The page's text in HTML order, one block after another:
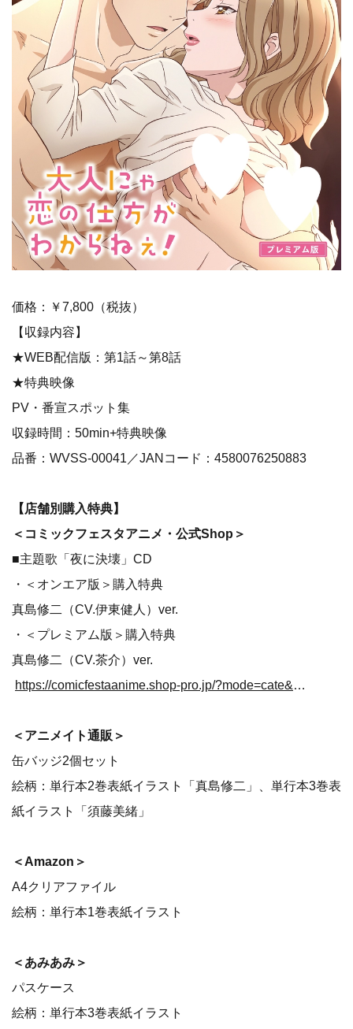
価格：￥7,800（税抜）
【収録内容】
★WEB配信版：第1話～第8話
★特典映像
PV・番宣スポット集
収録時間：50min+特典映像
品番：WVSS-00041／JANコード：4580076250883
【店舗別購入特典】
＜コミックフェスタアニメ・公式Shop＞
■主題歌「夜に決壊」CD
・＜オンエア版＞購入特典
真島修二（CV.伊東健人）ver.
・＜プレミアム版＞購入特典
真島修二（CV.茶介）ver.
https://comicfestaanime.shop-pro.jp/?mode=cate&cbid=2660193&csid=0&sort=n
＜アニメイト通販＞
缶バッジ2個セット
絵柄：単行本2巻表紙イラスト「真島修二」、単行本3巻表
紙イラスト「須藤美緒」
＜Amazon＞
A4クリアファイル
絵柄：単行本1巻表紙イラスト
＜あみあみ＞
パスケース
絵柄：単行本3巻表紙イラスト